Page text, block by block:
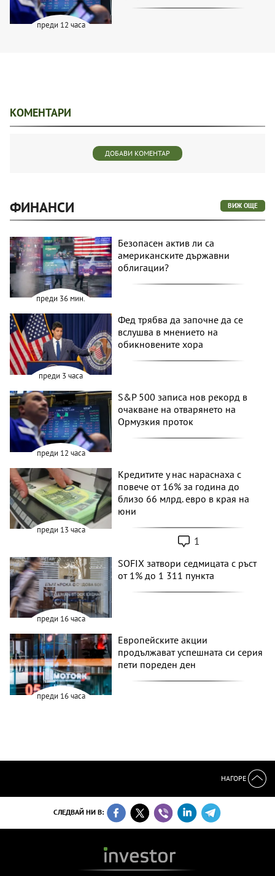
преди 12 часа
КОМЕНТАРИ
ДОБАВИ КОМЕНТАР
ФИНАНСИ ВИЖ ОЩЕ
преди 36 мин.
Безопасен актив ли са
американските държавни
облигации?
преди 3 часа
Фед трябва да започне да се
вслушва в мнението на
обикновените хора
преди 12 часа
S&P 500 записа нов рекорд в
очакване на отварянето на
Ормузкия проток
преди 13 часа
Кредитите у нас нараснаха с
повече от 16% за година до
близо 66 млрд. евро в края на
юни
1
преди 16 часа
SOFIX затвори седмицата с ръст
от 1% до 1 311 пункта
преди 16 часа
Европейските акции
продължават успешната си серия
пети пореден ден
НАГОРЕ
СЛЕДВАЙ НИ В: